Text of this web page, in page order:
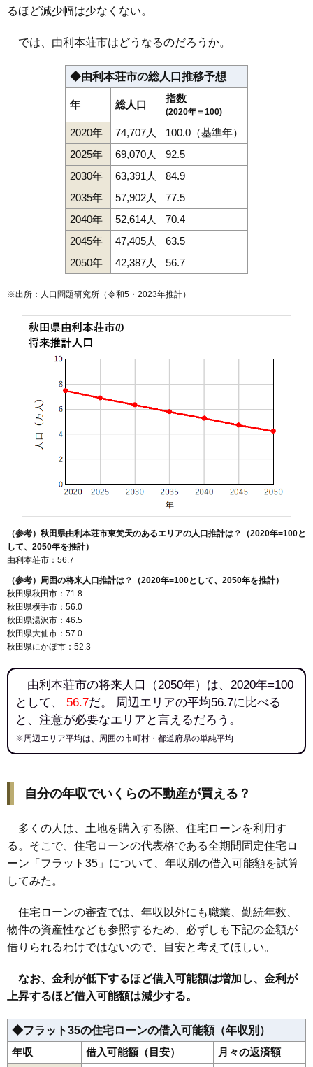
るほど減少幅は少なくない。
では、由利本荘市はどうなるのだろうか。
◆由利本荘市の総人口推移予想
年 総人口
指数
(2020年＝100)
2020年 74,707人
100.0（基準年）
2025年
69,070人
92.5
2030年
63,391人
84.9
2035年
57,902人
77.5
2040年
52,614人
70.4
2045年
47,405人
63.5
2050年
42,387人 56.7
※出所：人口問題研究所（令和5・2023年推計）
（参考）秋田県由利本荘市東梵天のあるエリアの人口推計は？（2020年=100と
して、2050年を推計）
由利本荘市：56.7
（参考）周囲の将来人口推計は？（2020年=100として、2050年を推計）
秋田県秋田市：71.8
秋田県横手市：56.0
秋田県湯沢市：46.5
秋田県大仙市：57.0
秋田県にかほ市：52.3
由利本荘市の将来人口（2050年）は、2020年=100
として、 56.7だ。 周辺エリアの平均56.7に比べる
と、注意が必要なエリアと言えるだろう。
※周辺エリア平均は、周囲の市町村・都道府県の単純平均
自分の年収でいくらの不動産が買える？
多くの人は、土地を購入する際、住宅ローンを利用す
る。そこで、住宅ローンの代表格である全期間固定住宅ロ
ーン「フラット35」について、年収別の借入可能額を試算
してみた。
住宅ローンの審査では、年収以外にも職業、勤続年数、
物件の資産性なども参照するため、必ずしも下記の金額が
借りられるわけではないので、目安と考えてほしい。
なお、金利が低下するほど借入可能額は増加し、金利が
上昇するほど借入可能額は減少する。
◆フラット35の住宅ローンの借入可能額（年収別）
年収
借入可能額（目安）
月々の返済額